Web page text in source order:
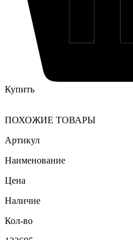
Купить
ПОХОЖИЕ ТОВАРЫ
Артикул
Наименование
Цена
Наличие
Кол-во